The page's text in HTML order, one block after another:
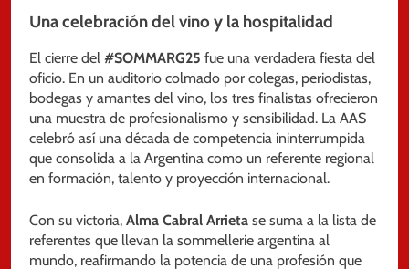
Una celebración del vino y la hospitalidad
El cierre del #SOMMARG25 fue una verdadera fiesta del
oficio. En un auditorio colmado por colegas, periodistas,
bodegas y amantes del vino, los tres finalistas ofrecieron
una muestra de profesionalismo y sensibilidad. La AAS
celebró así una década de competencia ininterrumpida
que consolida a la Argentina como un referente regional
en formación, talento y proyección internacional.
Con su victoria, Alma Cabral Arrieta se suma a la lista de
referentes que llevan la sommellerie argentina al
mundo, reafirmando la potencia de una profesión que